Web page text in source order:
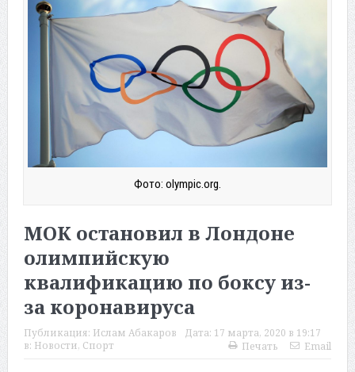
Фото: olympic.org.
МОК остановил в Лондоне
олимпийскую
квалификацию по боксу из-
за коронавируса
Публикация: Ислам Абакаров Дата: 17 марта, 2020 в 19:17
в: Новости, Спорт Печать Email